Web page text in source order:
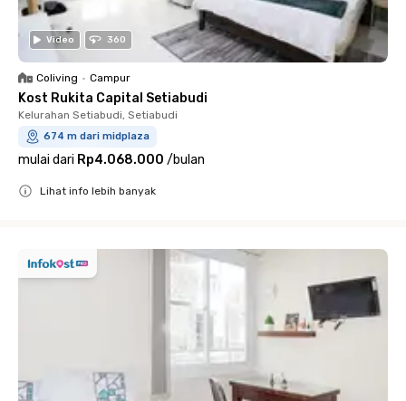
Video 360
Coliving • Campur
Kost Rukita Capital Setiabudi
Kelurahan Setiabudi, Setiabudi
674 m dari midplaza
mulai dari Rp4.068.000 /bulan
Lihat info lebih banyak